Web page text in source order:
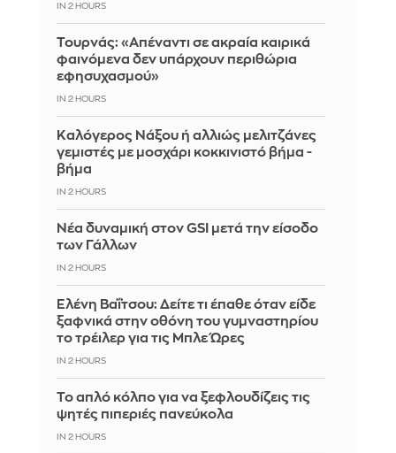
IN 2 HOURS
Τουρνάς: «Απέναντι σε ακραία καιρικά
φαινόμενα δεν υπάρχουν περιθώρια
εφησυχασμού»
IN 2 HOURS
Καλόγερος Νάξου ή αλλιώς μελιτζάνες
γεμιστές με μοσχάρι κοκκινιστό βήμα -
βήμα
IN 2 HOURS
Νέα δυναμική στον GSI μετά την είσοδο
των Γάλλων
IN 2 HOURS
Ελένη Βαΐτσου: Δείτε τι έπαθε όταν είδε
ξαφνικά στην οθόνη του γυμναστηρίου
το τρέιλερ για τις Μπλε Ώρες
IN 2 HOURS
Το απλό κόλπο για να ξεφλουδίζεις τις
ψητές πιπεριές πανεύκολα
IN 2 HOURS